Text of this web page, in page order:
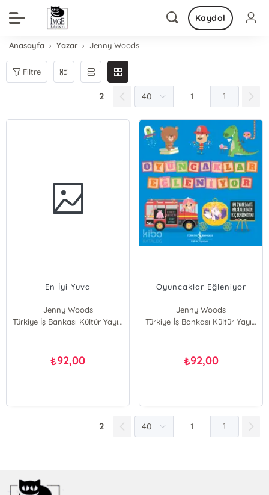
Kaydol
Anasayfa Yazar Jenny Woods
Filtre
2 1
En İyi Yuva
Jenny Woods
Türkiye İş Bankası Kültür Yayınları
₺92,00
Oyuncaklar Eğleniyor
Jenny Woods
Türkiye İş Bankası Kültür Yayınları
₺92,00
2 1